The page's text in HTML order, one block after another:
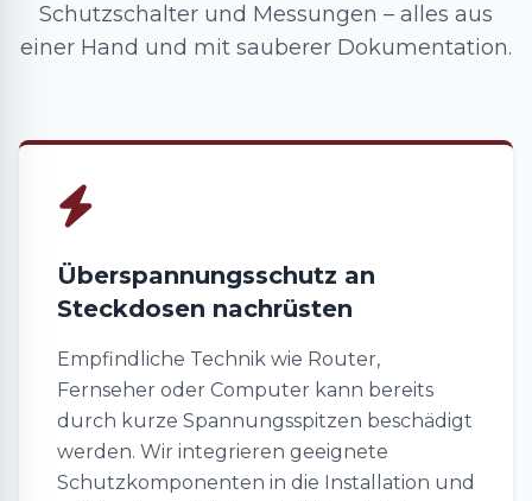
Schutzschalter und Messungen – alles aus
einer Hand und mit sauberer Dokumentation.
Überspannungsschutz an
Steckdosen nachrüsten
Empfindliche Technik wie Router,
Fernseher oder Computer kann bereits
durch kurze Spannungsspitzen beschädigt
werden. Wir integrieren geeignete
Schutzkomponenten in die Installation und